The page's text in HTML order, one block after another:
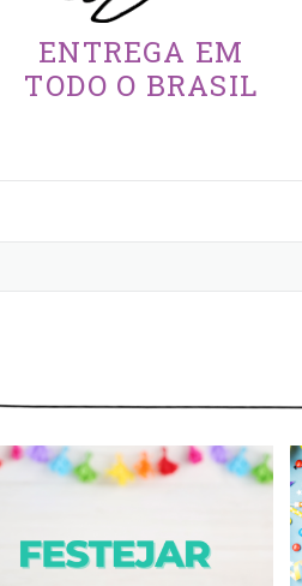
ENTREGA EM
TODO O BRASIL